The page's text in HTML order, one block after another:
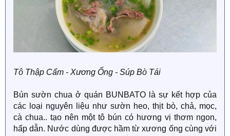
Tô Thập Cẩm - Xương Ống - Súp Bò Tái
Bún sườn chua ở quán BUNBATO là sự kết hợp của
các loại nguyên liệu như sườn heo, thịt bò, chả, mọc,
cà chua.. tạo nên một tô bún có hương vị thơm ngon,
hấp dẫn. Nước dùng được hầm từ xương ống cùng với